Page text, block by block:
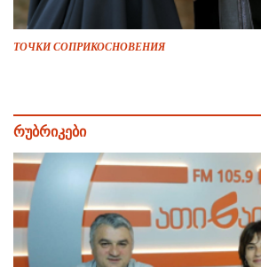
ТОЧКИ СОПРИКОСНОВЕНИЯ
რუბრიკები